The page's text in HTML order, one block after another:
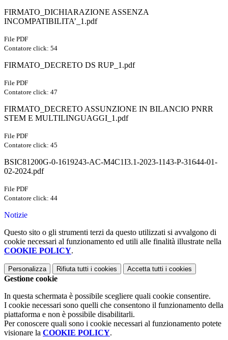
FIRMATO_DICHIARAZIONE ASSENZA
INCOMPATIBILITA’_1.pdf
File PDF
Contatore click: 54
FIRMATO_DECRETO DS RUP_1.pdf
File PDF
Contatore click: 47
FIRMATO_DECRETO ASSUNZIONE IN BILANCIO PNRR
STEM E MULTILINGUAGGI_1.pdf
File PDF
Contatore click: 45
BSIC81200G-0-1619243-AC-M4C1I3.1-2023-1143-P-31644-01-
02-2024.pdf
File PDF
Contatore click: 44
Notizie
Questo sito o gli strumenti terzi da questo utilizzati si avvalgono di
cookie necessari al funzionamento ed utili alle finalità illustrate nella
COOKIE POLICY.
Personalizza Rifiuta tutti i cookies Accetta tutti i cookies
Gestione cookie
In questa schermata è possibile scegliere quali cookie consentire.
I cookie necessari sono quelli che consentono il funzionamento della
piattaforma e non è possibile disabilitarli.
Per conoscere quali sono i cookie necessari al funzionamento potete
visionare la COOKIE POLICY.